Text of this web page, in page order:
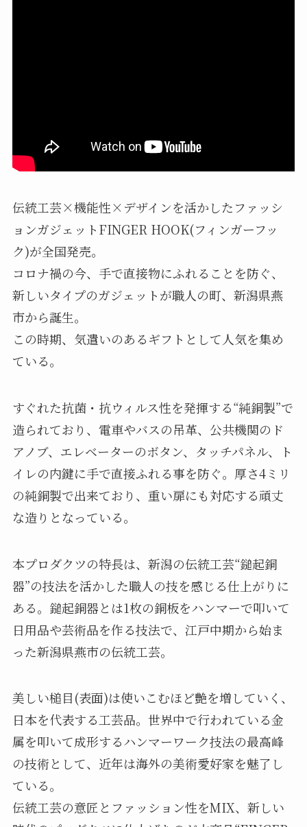
伝統工芸×機能性×デザインを活かしたファッシ
ョンガジェットFINGER HOOK(フィンガーフッ
ク)が全国発売。
コロナ禍の今、手で直接物にふれることを防ぐ、
新しいタイプのガジェットが職人の町、新潟県燕
市から誕生。
この時期、気遣いのあるギフトとして人気を集め
ている。
すぐれた抗菌・抗ウィルス性を発揮する“純銅製”で
造られており、電車やバスの吊革、公共機関のド
アノブ、エレベーターのボタン、タッチパネル、ト
イレの内鍵に手で直接ふれる事を防ぐ。厚さ4ミリ
の純銅製で出来ており、重い扉にも対応する頑丈
な造りとなっている。
本プロダクツの特長は、新潟の伝統工芸“鎚起銅
器”の技法を活かした職人の技を感じる仕上がりに
ある。鎚起銅器とは1枚の銅板をハンマーで叩いて
日用品や芸術品を作る技法で、江戸中期から始ま
った新潟県燕市の伝統工芸。
美しい槌目(表面)は使いこむほど艶を増していく、
日本を代表する工芸品。世界中で行われている金
属を叩いて成形するハンマーワーク技法の最高峰
の技術として、近年は海外の美術愛好家を魅了し
ている。
伝統工芸の意匠とファッション性をMIX、新しい